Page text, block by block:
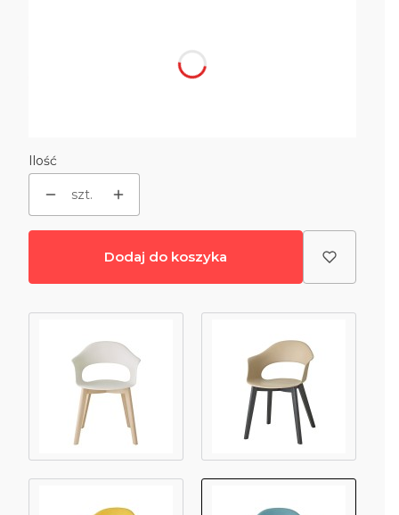
Ilość
szt.
Dodaj do koszyka